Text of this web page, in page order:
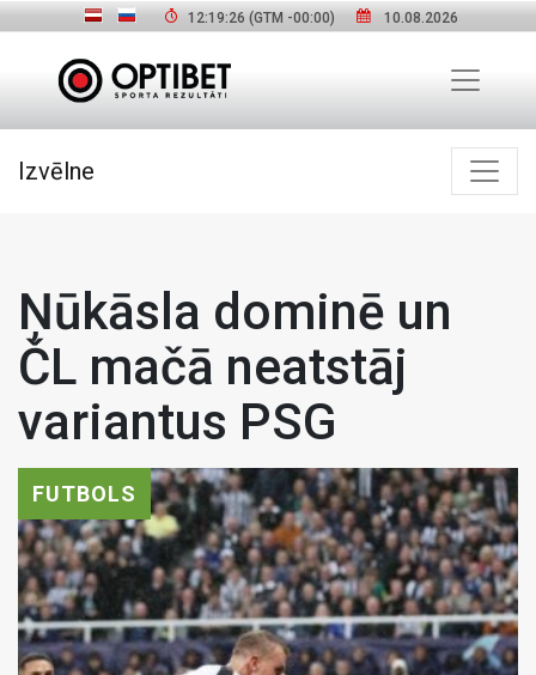
12:19:27 (GTM -00:00) 10.08.2026
Izvēlne
Ņūkāsla dominē un
ČL mačā neatstāj
variantus PSG
FUTBOLS